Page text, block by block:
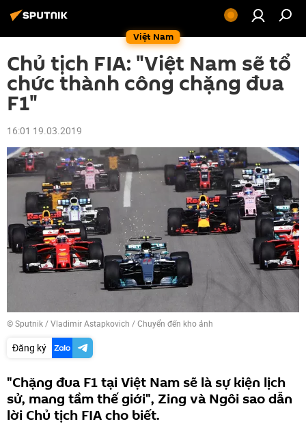
Việt Nam
Chủ tịch FIA: "Việt Nam sẽ tổ
chức thành công chặng đua
F1"
16:01 19.03.2019
© Sputnik / Vladimir Astapkovich /Chuyển đến kho ảnh
Đăng ký
"Chặng đua F1 tại Việt Nam sẽ là sự kiện lịch
sử, mang tầm thế giới", Zing và Ngôi sao dẫn
lời Chủ tịch FIA cho biết.